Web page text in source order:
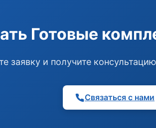
Готовые
заявку и получите
Связаться с нами